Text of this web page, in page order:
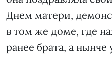
Днем матери,
в том же доме, где
ранее брата, а